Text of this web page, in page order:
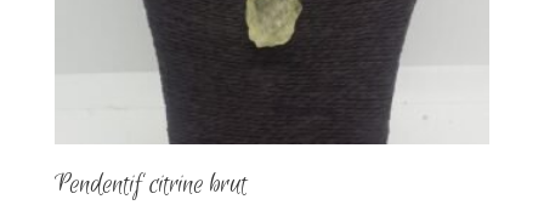
Pendentif citrine brut